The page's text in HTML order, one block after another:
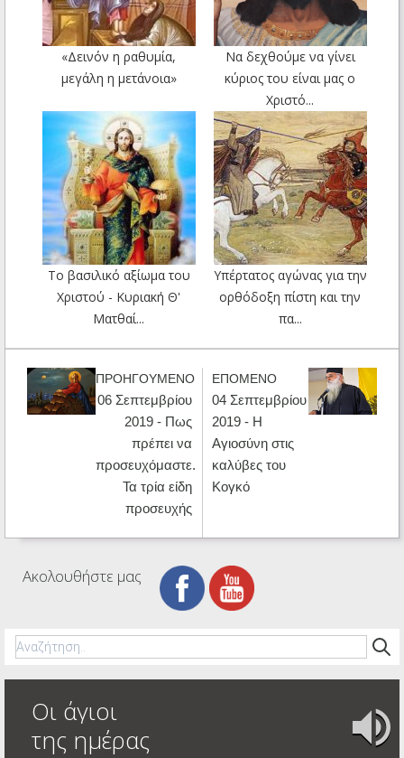
«Δεινόν η ραθυμία,
μεγάλη η μετάνοια»
Να δεχθούμε να γίνει
κύριος του είναι μας ο
Χριστό...
Το βασιλικό αξίωμα του
Χριστού - Κυριακή Θ'
Ματθαί...
Υπέρτατος αγώνας για την
ορθόδοξη πίστη και την
πα...
ΠΡΟΗΓΟΥΜΕΝΟ
06 Σεπτεμβρίου
2019 - Πως
πρέπει να
προσευχόμαστε.
Τα τρία είδη
προσευχής
ΕΠΟΜΕΝΟ
04 Σεπτεμβρίου
2019 - Η
Αγιοσύνη στις
καλύβες του
Κογκό
Ακολουθήστε μας
Οι άγιοι
της ημέρας